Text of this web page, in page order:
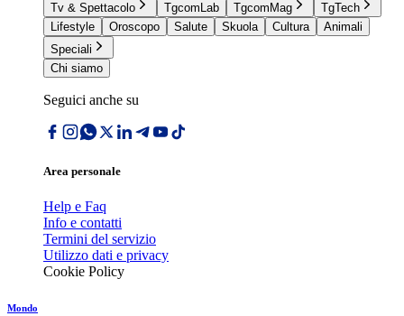
Tv & Spettacolo
TgcomLab TgcomMag
TgTech
Lifestyle
Oroscopo Salute Skuola Cultura
Animali
Speciali
Chi siamo
Seguici anche su
Area personale
Help e Faq
Info e contatti
Termini del servizio
Utilizzo dati e privacy
Cookie Policy
Mondo